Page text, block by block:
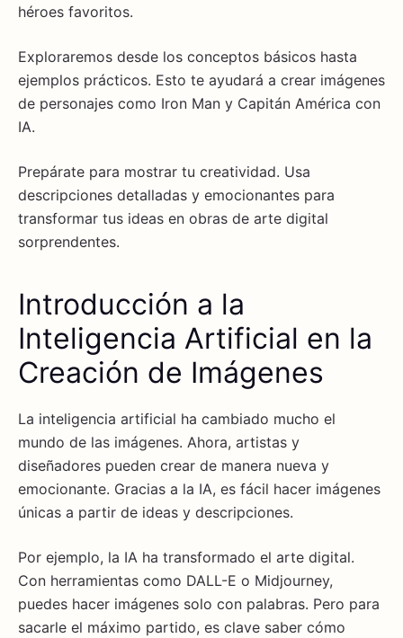
héroes favoritos.
Exploraremos desde los conceptos básicos hasta
ejemplos prácticos. Esto te ayudará a crear imágenes
de personajes como Iron Man y Capitán América con
IA.
Prepárate para mostrar tu creatividad. Usa
descripciones detalladas y emocionantes para
transformar tus ideas en obras de arte digital
sorprendentes.
Introducción a la
Inteligencia Artificial en la
Creación de Imágenes
La inteligencia artificial ha cambiado mucho el
mundo de las imágenes. Ahora, artistas y
diseñadores pueden crear de manera nueva y
emocionante. Gracias a la IA, es fácil hacer imágenes
únicas a partir de ideas y descripciones.
Por ejemplo, la IA ha transformado el arte digital.
Con herramientas como DALL-E o Midjourney,
puedes hacer imágenes solo con palabras. Pero para
sacarle el máximo partido, es clave saber cómo